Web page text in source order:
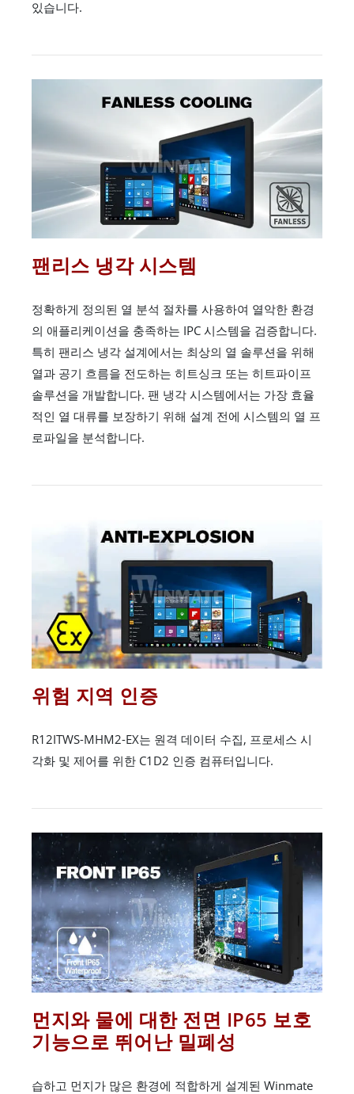
있습니다.
팬리스 냉각 시스템
정확하게 정의된 열 분석 절차를 사용하여 열악한 환경
의 애플리케이션을 충족하는 IPC 시스템을 검증합니다.
특히 팬리스 냉각 설계에서는 최상의 열 솔루션을 위해
열과 공기 흐름을 전도하는 히트싱크 또는 히트파이프
솔루션을 개발합니다. 팬 냉각 시스템에서는 가장 효율
적인 열 대류를 보장하기 위해 설계 전에 시스템의 열 프
로파일을 분석합니다.
위험 지역 인증
R12ITWS-MHM2-EX는 원격 데이터 수집, 프로세스 시
각화 및 제어를 위한 C1D2 인증 컴퓨터입니다.
먼지와 물에 대한 전면 IP65 보호
기능으로 뛰어난 밀폐성
습하고 먼지가 많은 환경에 적합하게 설계된 Winmate